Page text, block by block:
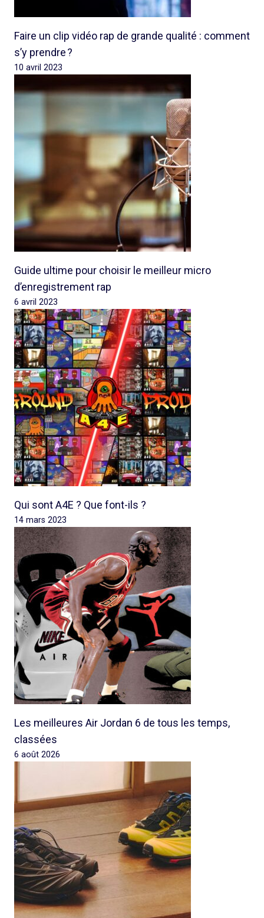
Faire un clip vidéo rap de grande qualité : comment
s’y prendre ?
10 avril 2023
Guide ultime pour choisir le meilleur micro
d’enregistrement rap
6 avril 2023
Qui sont A4E ? Que font-ils ?
14 mars 2023
Les meilleures Air Jordan 6 de tous les temps,
classées
6 août 2026